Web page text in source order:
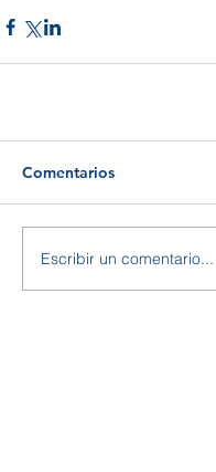
Comentarios
Escribir un comentario...